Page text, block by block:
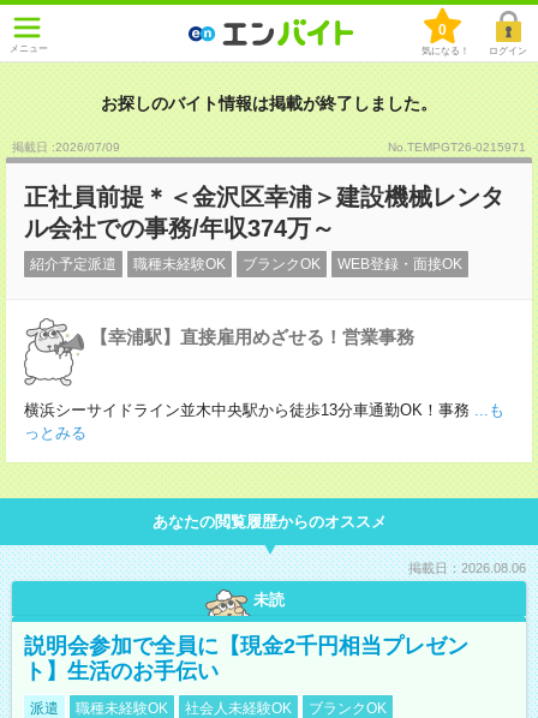
メニュー
0
気になる！ ログイン
お探しのバイト情報は掲載が終了しました。
掲載日 :2026/07/09 No.TEMPGT26-0215971
正社員前提＊＜金沢区幸浦＞建設機械レンタ
ル会社での事務/年収374万～
紹介予定派遣 職種未経験OK ブランクOK WEB登録・面接OK
【幸浦駅】直接雇用めざせる！営業事務
横浜シーサイドライン並木中央駅から徒歩13分車通勤OK！事務 ...も
っとみる
あなたの閲覧履歴からのオススメ
掲載日：2026.08.06
未読
説明会参加で全員に【現金2千円相当プレゼン
ト】生活のお手伝い
派遣 職種未経験OK 社会人未経験OK
ブランクOK